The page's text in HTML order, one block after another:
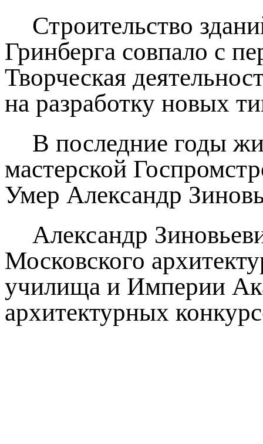
Строительство
Гринберга совпало с
Творческая
на разработку новых
В последние годы
мастерской
Умер Александр
Александр
Московского
училища и Империи
архитектурных